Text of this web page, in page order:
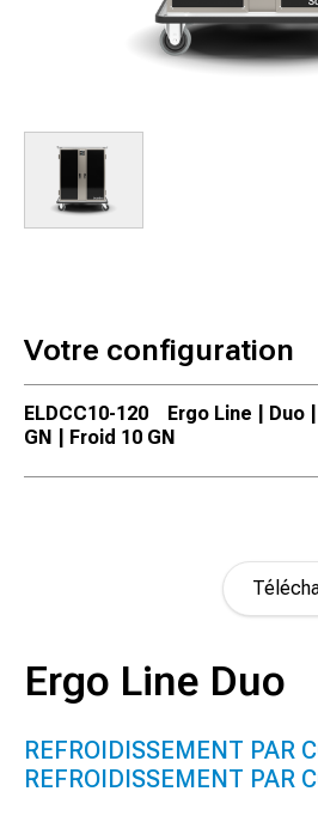
Ergo Line Duo
REFROIDISSEMENT PAR
REFROIDISSEMENT PAR
Votre configuration
ELDCC10-120
Ergo Line | Duo
GN | Froid 10 GN